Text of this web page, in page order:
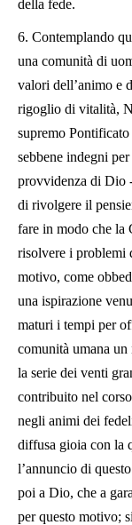
della fede.
6. Contemplando
una comunità di
valori dell’animo e
rigoglio di vitalità,
supremo
sebbene indegni
provvidenza di Dio
di rivolgere il
fare in modo che la
risolvere i problemi
motivo, come
una ispirazione
maturi i tempi per
comunità umana
la serie dei venti
contribuito nel
negli animi dei
diffusa gioia con la
l’annuncio di
poi a Dio, che a
per questo motivo;